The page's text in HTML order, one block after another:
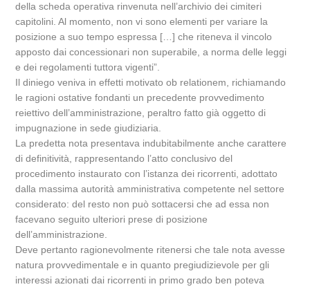
della scheda operativa rinvenuta nell’archivio dei cimiteri
capitolini. Al momento, non vi sono elementi per variare la
posizione a suo tempo espressa […] che riteneva il vincolo
apposto dai concessionari non superabile, a norma delle leggi
e dei regolamenti tuttora vigenti”.
Il diniego veniva in effetti motivato ob relationem, richiamando
le ragioni ostative fondanti un precedente provvedimento
reiettivo dell’amministrazione, peraltro fatto già oggetto di
impugnazione in sede giudiziaria.
La predetta nota presentava indubitabilmente anche carattere
di definitività, rappresentando l’atto conclusivo del
procedimento instaurato con l’istanza dei ricorrenti, adottato
dalla massima autorità amministrativa competente nel settore
considerato: del resto non può sottacersi che ad essa non
facevano seguito ulteriori prese di posizione
dell’amministrazione.
Deve pertanto ragionevolmente ritenersi che tale nota avesse
natura provvedimentale e in quanto pregiudizievole per gli
interessi azionati dai ricorrenti in primo grado ben poteva